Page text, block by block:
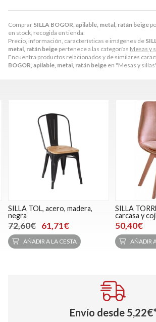
Comprar SILLA BOGOR, apilable, metal, ratán beige
en stock, recogida en tienda.
Precio, información, características e imágenes de
metal, ratán beige pertenece a las categorías Mesas y
Encuentra productos relacionados y de similares
BOGOR, apilable, metal, ratán beige en "Mesas y
SILLA TOL, acero, madera,
negra
72,60€ 61,71€
AÑADIR A LA CESTA
SILLA
carcasa y
50,40€
AÑADIR
Envío desde 5,22€